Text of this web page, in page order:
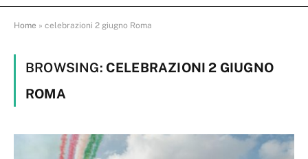
Home » celebrazioni 2 giugno Roma
BROWSING: CELEBRAZIONI 2 GIUGNO
ROMA